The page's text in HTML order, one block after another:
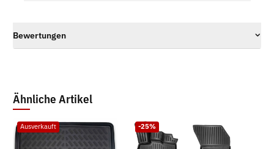
Bewertungen
Ähnliche Artikel
Ausverkauft -25%